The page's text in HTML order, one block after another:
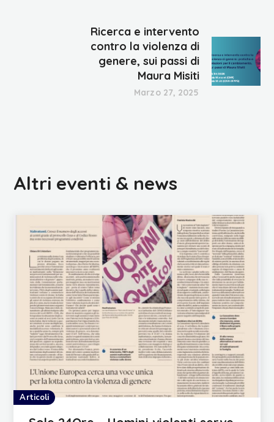
Ricerca e intervento
contro la violenza di
genere, sui passi di
Maura Misiti
Marzo 27, 2025
Altri eventi & news
Articoli